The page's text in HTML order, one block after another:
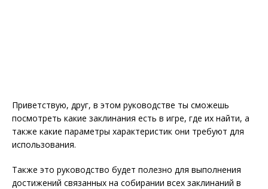
Приветствую, друг, в этом руководстве ты сможешь
посмотреть какие заклинания есть в игре, где их найти, а
также какие параметры характеристик они требуют для
использования.
Также это руководство будет полезно для выполнения
достижений связанных на собирании всех заклинаний в